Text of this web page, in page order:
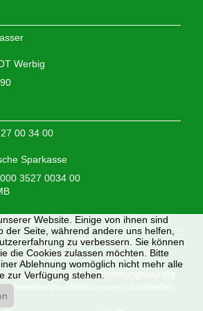
Werbig
00 34 00
Sparkasse
3527 0034 00
Hilfe,
staatliche Hilfe, sondern
aus Spenden und Erbschaften.
und besonders förderungswürdig
Spendenbescheinigungen ausstellen.
Website. Einige von ihnen sind
der Seite, während andere uns helfen,
zu verbessern. Sie können
die Cookies zulassen möchten. Bitte
Ablehnung womöglich nicht mehr alle
zur Verfügung stehen.